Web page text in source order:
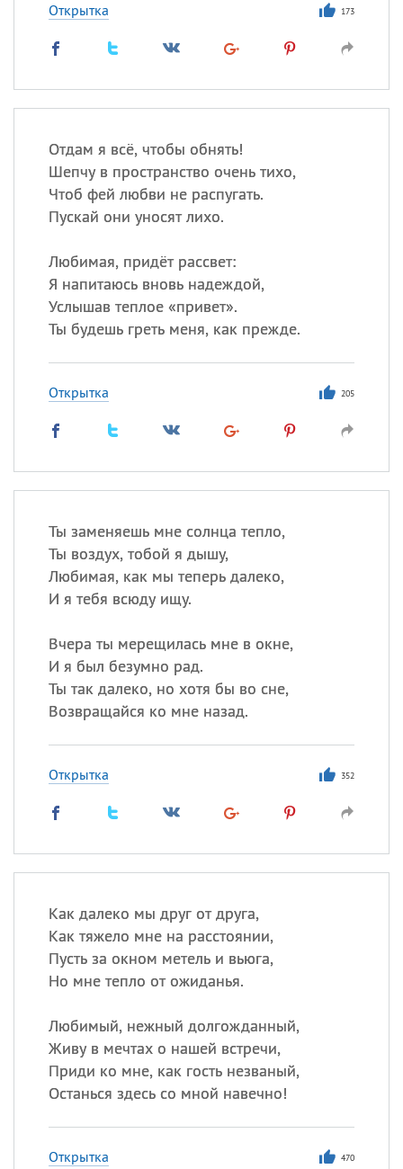
Открытка 173
Отдам я всё, чтобы обнять!
Шепчу в пространство очень тихо,
Чтоб фей любви не распугать.
Пускай они уносят лихо.
Любимая, придёт рассвет:
Я напитаюсь вновь надеждой,
Услышав теплое «привет».
Ты будешь греть меня, как прежде.
Открытка 205
Ты заменяешь мне солнца тепло,
Ты воздух, тобой я дышу,
Любимая, как мы теперь далеко,
И я тебя всюду ищу.
Вчера ты мерещилась мне в окне,
И я был безумно рад.
Ты так далеко, но хотя бы во сне,
Возвращайся ко мне назад.
Открытка 352
Как далеко мы друг от друга,
Как тяжело мне на расстоянии,
Пусть за окном метель и вьюга,
Но мне тепло от ожиданья.
Любимый, нежный долгожданный,
Живу в мечтах о нашей встречи,
Приди ко мне, как гость незваный,
Останься здесь со мной навечно!
Открытка 470